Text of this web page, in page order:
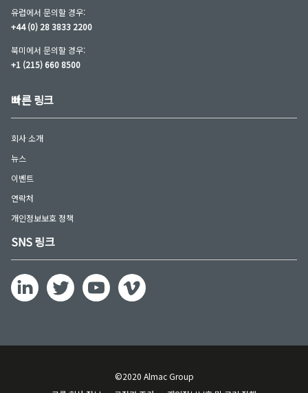
빠른 링크
회사 소개
뉴스
이벤트
연락처
개인정보보호 정책
유럽에서 문의할 경우:
+44 (0) 28 3833 2200
북미에서 문의할 경우:
+1 (215) 660 8500
SNS 링크
©2020 Almac Group